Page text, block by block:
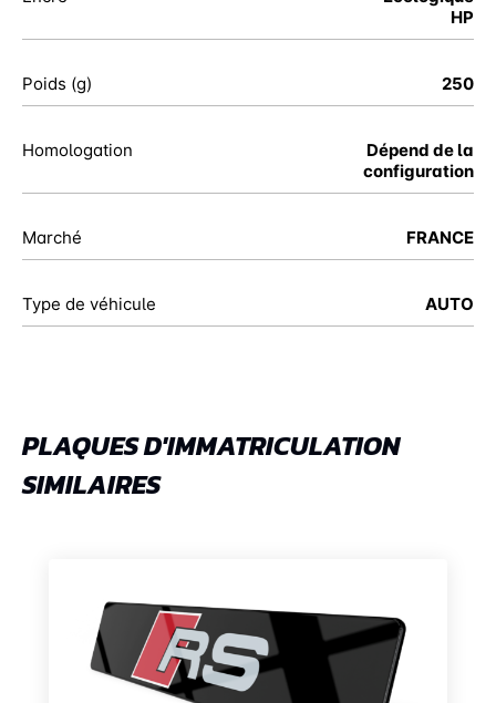
HP
Poids (g) 250
Homologation
Dépend de la
configuration
Marché FRANCE
Type de véhicule AUTO
PLAQUES D'IMMATRICULATION
SIMILAIRES